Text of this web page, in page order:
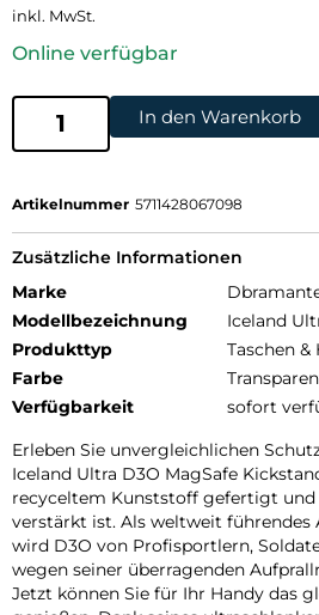
inkl. MwSt.
Online verfügbar
In den Warenkorb
Artikelnummer 5711428067098
Zusätzliche Informationen
Marke
Modellbezeichnung
Iceland
Produkttyp
Taschen &
Farbe
Verfügbarkeit
sofort
Erleben Sie unvergleichlichen
Iceland Ultra D3O MagSafe
recyceltem Kunststoff gefertigt
verstärkt ist. Als weltweit führendes
wird D3O von Profisportlern,
wegen seiner überragenden
Jetzt können Sie für Ihr Handy das